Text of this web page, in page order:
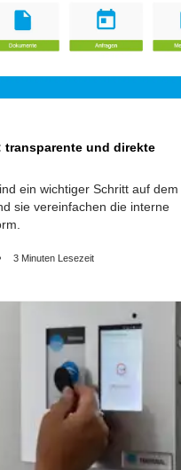
transparente und direkte
ein wichtiger Schritt auf dem
sie vereinfachen die interne
3 Minuten Lesezeit